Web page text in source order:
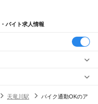
バイト求人情報
天竜川駅
バイク通勤OKのア